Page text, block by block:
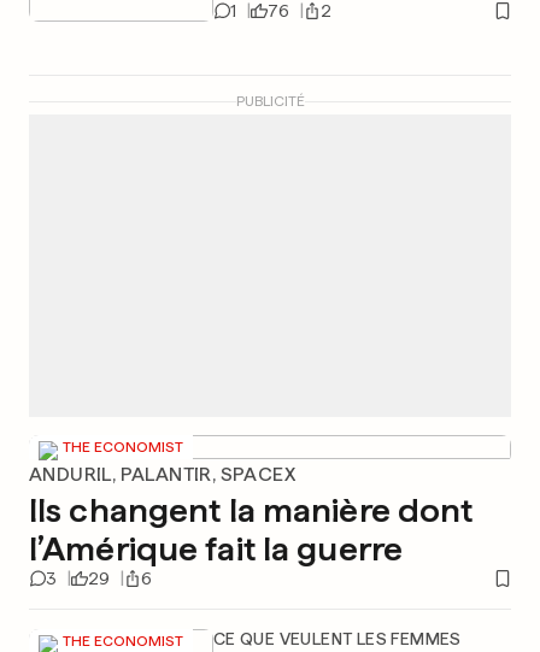
1 76 2
PUBLICITÉ
THE ECONOMIST
ANDURIL, PALANTIR, SPACEX
Ils changent la manière dont
l’Amérique fait la guerre
3 29 6
THE ECONOMIST CE QUE VEULENT LES FEMMES